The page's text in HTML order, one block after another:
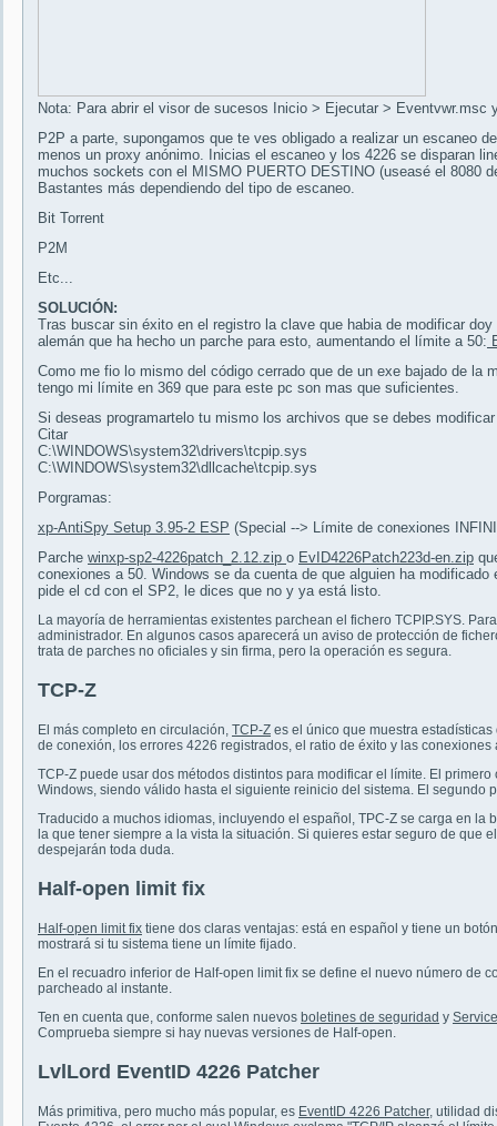
Nota: Para abrir el visor de sucesos Inicio > Ejecutar > Eventvwr.msc
P2P a parte, supongamos que te ves obligado a realizar un escaneo
menos un proxy anónimo. Inicias el escaneo y los 4226 se disparan
muchos sockets con el MISMO PUERTO DESTINO (useasé el 8080
Bastantes más dependiendo del tipo de escaneo.
Bit Torrent
P2M
Etc...
SOLUCIÓN:
Tras buscar sin éxito en el registro la clave que habia de modificar
alemán que ha hecho un parche para esto, aumentando el límite a 50:
Como me fio lo mismo del código cerrado que de un exe bajado de la
tengo mi límite en 369 que para este pc son mas que suficientes.
Si deseas programartelo tu mismo los archivos que se debes
Citar
C:\WINDOWS\system32\drivers\tcpip.sys
C:\WINDOWS\system32\dllcache\tcpip.sys
Porgramas:
xp-AntiSpy Setup 3.95-2 ESP (Special --> Límite de conexiones
Parche winxp-sp2-4226patch_2.12.zip o EvID4226Patch223d-en.zip
conexiones a 50. Windows se da cuenta de que alguien ha
pide el cd con el SP2, le dices que no y ya está listo.
La mayoría de herramientas existentes parchean el fichero TCPIP.SYS.
administrador. En algunos casos aparecerá un aviso de protección de
trata de parches no oficiales y sin firma, pero la operación es segura.
TCP-Z
El más completo en circulación, TCP-Z es el único que muestra
de conexión, los errores 4226 registrados, el ratio de éxito y las
TCP-Z puede usar dos métodos distintos para modificar el límite. El
Windows, siendo válido hasta el siguiente reinicio del sistema. El segundo
Traducido a muchos idiomas, incluyendo el español, TPC-Z se carga en la
la que tener siempre a la vista la situación. Si quieres estar seguro de que
despejarán toda duda.
Half-open limit fix
Half-open limit fix tiene dos claras ventajas: está en español y tiene un
mostrará si tu sistema tiene un límite fijado.
En el recuadro inferior de Half-open limit fix se define el nuevo número de
parcheado al instante.
Ten en cuenta que, conforme salen nuevos boletines de seguridad y
Comprueba siempre si hay nuevas versiones de Half-open.
LvlLord EventID 4226 Patcher
Más primitiva, pero mucho más popular, es EventID 4226 Patcher, utilidad